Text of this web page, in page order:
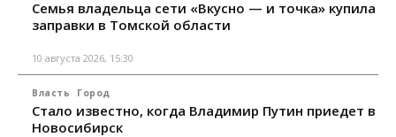
Семья владельца сети «Вкусно — и точка» купила
заправки в Томской области
10 августа 2026, 15:30
Власть Город
Стало известно, когда Владимир Путин приедет в
Новосибирск